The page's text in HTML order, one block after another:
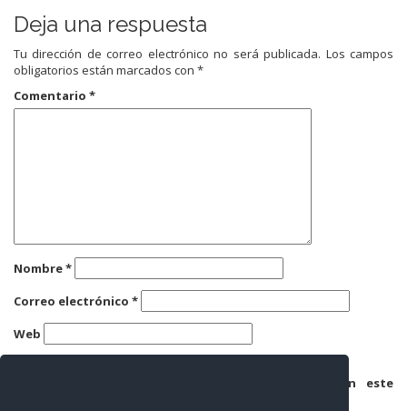
Deja una respuesta
Tu dirección de correo electrónico no será publicada. Los campos
obligatorios están marcados con *
Comentario *
Nombre*
Correo electrónico *
Web
Guarda mi nombre, correo electrónico y web en este